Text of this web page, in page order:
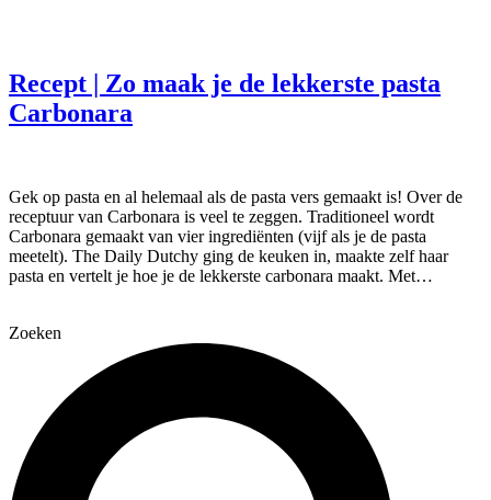
Recept | Zo maak je de lekkerste pasta
Carbonara
Gek op pasta en al helemaal als de pasta vers gemaakt is! Over de
receptuur van Carbonara is veel te zeggen. Traditioneel wordt
Carbonara gemaakt van vier ingrediënten (vijf als je de pasta
meetelt). The Daily Dutchy ging de keuken in, maakte zelf haar
pasta en vertelt je hoe je de lekkerste carbonara maakt. Met…
Zoeken